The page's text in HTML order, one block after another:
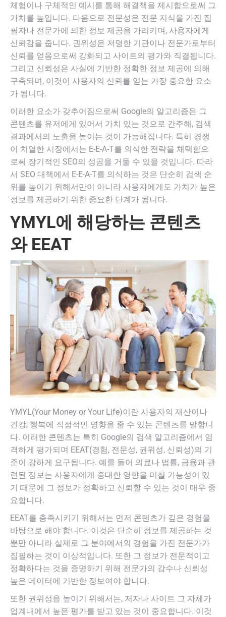
체험이나 구체적인 예시를 통해 해결책을 제시함으로써 그
가치를 높입니다. 다음으로 전문성은 전문 지식을 가진 집
필자나 전문가에 의한 정보 제공을 가리키며, 사용자에게
신뢰감을 줍니다. 권위성은 저명한 기관이나 전문가로부터
신뢰를 얻음으로써 강화되고 사이트의 평가와 직결됩니다.
그리고 신뢰성은 사실에 기반한 정확한 정보 제공에 의해
구축되며, 이것이 사용자의 신뢰를 얻는 가장 중요한 요소
가 됩니다.
이러한 요소가 갖추어짐으로써 Google의 알고리즘은 그
콘텐츠를 유저에게 있어서 가치 있는 것으로 간주해, 검색
결과에서의 노출을 높이는 것이 가능해집니다. 특히 경쟁
이 치열한 시장에서는 E-E-A-T를 의식한 전략을 채택함으
로써 장기적인 SEO의 성공을 거둘 수 있을 것입니다. 따라
서 SEO 대책에서 E-E-A-T를 의식하는 것은 단순히 검색 순
위를 높이기 위해서만이 아니라 사용자에게도 가치가 높은
정보를 제공하기 위한 중요한 단계가 됩니다.
YMYL에 해당하는 콘텐츠
와 EEAT
YMYL(Your Money or Your Life)이란 사용자의 재산이나
건강, 행복에 직접적인 영향을 줄 수 있는 콘텐츠를 말합니
다. 이러한 콘텐츠는 특히 Google의 검색 알고리즘에서 엄
격하게 평가되며 EEAT(경험, 전문성, 권위성, 신뢰성)의 기
준이 강하게 요구됩니다. 예를 들어 의료나 법률, 금융과 관
련된 정보는 사용자에게 중대한 영향을 미칠 가능성이 있
기 때문에 그 정보가 정확하고 신뢰할 수 있는 것이 매우 중
요합니다.
EEAT를 충족시키기 위해서는 먼저 콘텐츠가 깊은 경험을
바탕으로 해야 합니다. 이것은 단순히 정보를 제공하는 것
뿐만 아니라 실제로 그 분야에서의 경험을 가진 전문가가
집필하는 것이 이상적입니다. 또한 그 정보가 전문적이고
정확하다는 것을 증명하기 위해 전문가의 감수나 신뢰성
높은 데이터에 기반한 정보여야 합니다.
또한 권위성을 높이기 위해서는, 저자나 사이트 그 자체가
업계내에서 높은 평가를 받고 있는 것이 중요합니다. 이것